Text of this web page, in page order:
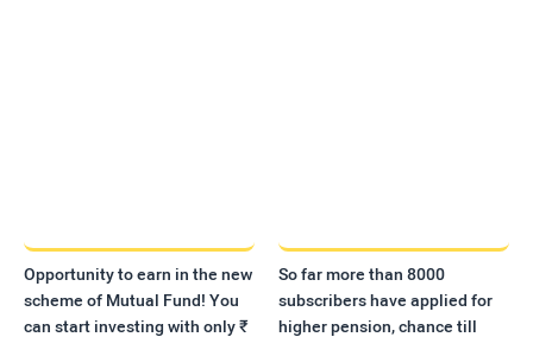
Opportunity to earn in the new
scheme of Mutual Fund! You
can start investing with only ₹
So far more than 8000
subscribers have applied for
higher pension, chance till